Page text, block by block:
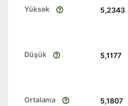
Yüksek 5,2343
Düşük 5,1177
Ortalama 5,1807